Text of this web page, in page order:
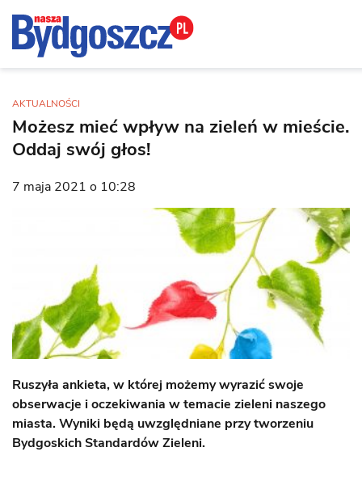
AKTUALNOŚCI
Możesz mieć wpływ na zieleń w mieście.
Oddaj swój głos!
7 maja 2021 o 10:28
Ruszyła ankieta, w której możemy wyrazić swoje
obserwacje i oczekiwania w temacie zieleni naszego
miasta. Wyniki będą uwzględniane przy tworzeniu
Bydgoskich Standardów Zieleni.